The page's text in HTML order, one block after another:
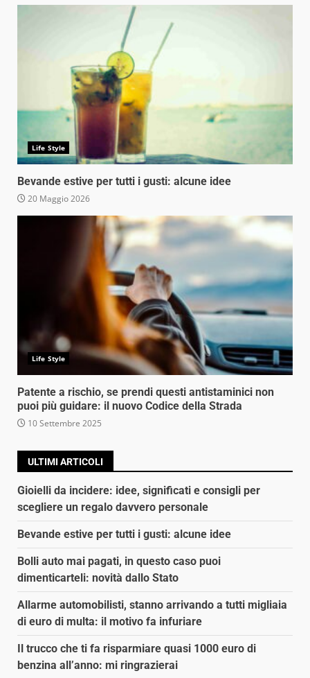
Life Style
Bevande estive per tutti i gusti: alcune idee
20 Maggio 2026
Life Style
Patente a rischio, se prendi questi antistaminici non
puoi più guidare: il nuovo Codice della Strada
10 Settembre 2025
ULTIMI ARTICOLI
Gioielli da incidere: idee, significati e consigli per
scegliere un regalo davvero personale
Bevande estive per tutti i gusti: alcune idee
Bolli auto mai pagati, in questo caso puoi
dimenticarteli: novità dallo Stato
Allarme automobilisti, stanno arrivando a tutti migliaia
di euro di multa: il motivo fa infuriare
Il trucco che ti fa risparmiare quasi 1000 euro di
benzina all’anno: mi ringrazierai